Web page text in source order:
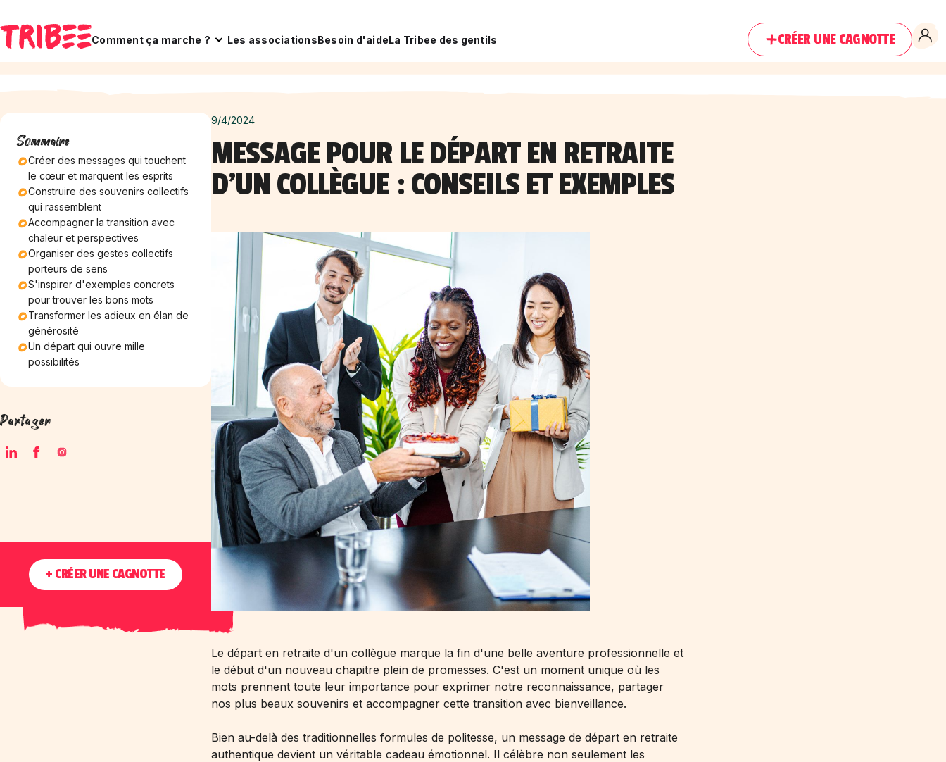
Comment ça marche ? Les associationsBesoin d'aideLa Tribee des gentils CRÉER UNE CAGNOTTE
Sommaire
Créer des messages qui touchent
le cœur et marquent les esprits
Construire des souvenirs collectifs
qui rassemblent
Accompagner la transition avec
chaleur et perspectives
Organiser des gestes collectifs
porteurs de sens
S'inspirer d'exemples concrets
pour trouver les bons mots
Transformer les adieux en élan de
générosité
Un départ qui ouvre mille
possibilités
Partager
+ CRÉER UNE CAGNOTTE
9/4/2024
MESSAGE POUR LE DÉPART EN RETRAITE
D'UN COLLÈGUE : CONSEILS ET EXEMPLES
Le départ en retraite d'un collègue marque la fin d'une belle aventure professionnelle et
le début d'un nouveau chapitre plein de promesses. C'est un moment unique où les
mots prennent toute leur importance pour exprimer notre reconnaissance, partager
nos plus beaux souvenirs et accompagner cette transition avec bienveillance.
Bien au-delà des traditionnelles formules de politesse, un message de départ en retraite
authentique devient un véritable cadeau émotionnel. Il célèbre non seulement les